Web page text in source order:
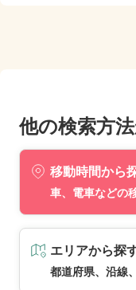
他の検索方
移動時間から
車、電車などの
エリアから探
都道府県、沿線